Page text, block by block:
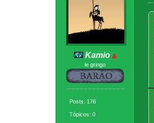
Kamio
le gringo
Posts: 176
Tópicos: 0